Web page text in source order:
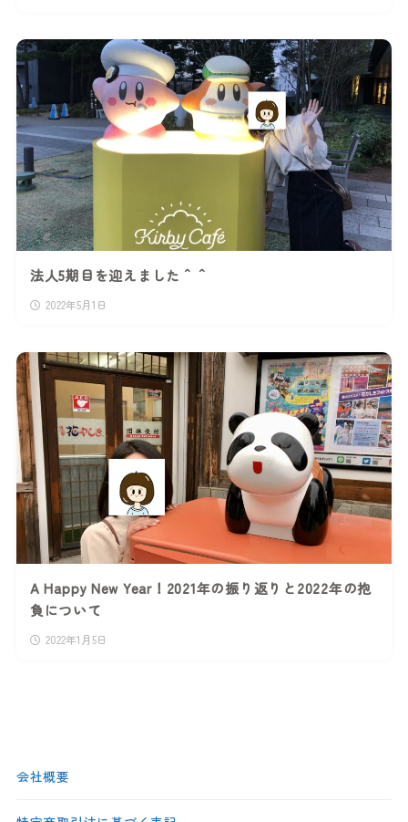
法人5期目を迎えました＾＾
2022年5月1日
A Happy New Year！2021年の振り返りと2022年の抱
負について
2022年1月5日
会社概要